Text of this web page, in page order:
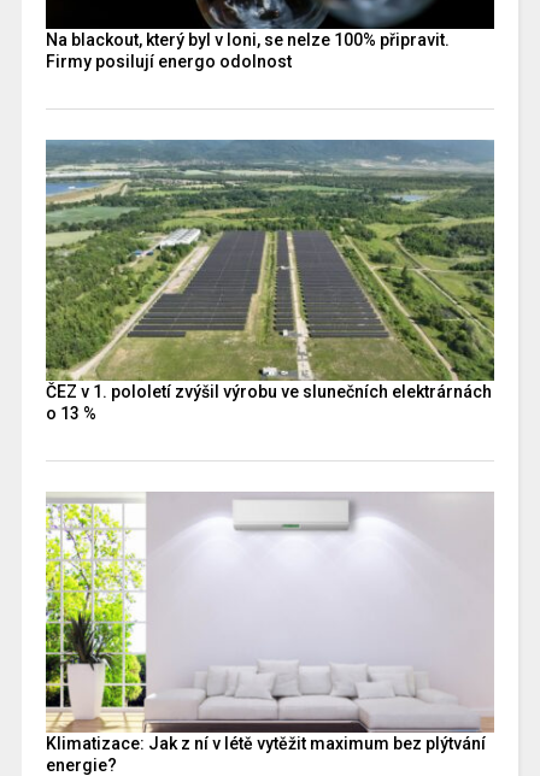
Na blackout, který byl v loni, se nelze 100% připravit.
Firmy posilují energo odolnost
ČEZ v 1. pololetí zvýšil výrobu ve slunečních elektrárnách
o 13 %
Klimatizace: Jak z ní v létě vytěžit maximum bez plýtvání
energie?